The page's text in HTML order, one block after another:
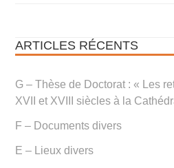
L’ARTICLE
ARTICLES RÉCENTS
G – Thèse de Doctorat : « Les
XVII et XVIII siècles à la
F – Documents divers
E – Lieux divers